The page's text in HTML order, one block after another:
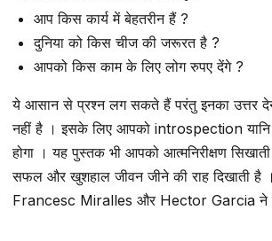
आप किस कार्य में बेहतरीन हैं ?
दुनिया को किस चीज की जरूरत है ?
आपको किस काम के लिए लोग रुपए देंगे ?
ये आसान से प्रश्न लग सकते हैं परंतु इनका उत्तर
नहीं है । इसके लिए आपको introspection यानि
होगा । यह पुस्तक भी आपको आत्मनिरीक्षण
सफल और खुशहाल जीवन जीने की राह दिखाती है
Francesc Miralles और Hector Garcia ने